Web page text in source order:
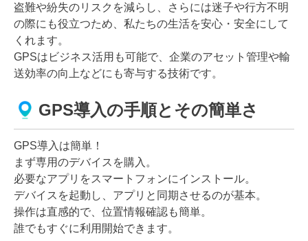
盗難や紛失のリスクを減らし、さらには迷子や行方不明
の際にも役立つため、私たちの生活を安心・安全にして
くれます。
GPSはビジネス活用も可能で、企業のアセット管理や輸
送効率の向上などにも寄与する技術です。
GPS導入の手順とその簡単さ
GPS導入は簡単！
まず専用のデバイスを購入。
必要なアプリをスマートフォンにインストール。
デバイスを起動し、アプリと同期させるのが基本。
操作は直感的で、位置情報確認も簡単。
誰でもすぐに利用開始できます。